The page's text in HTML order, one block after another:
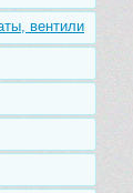
вентили